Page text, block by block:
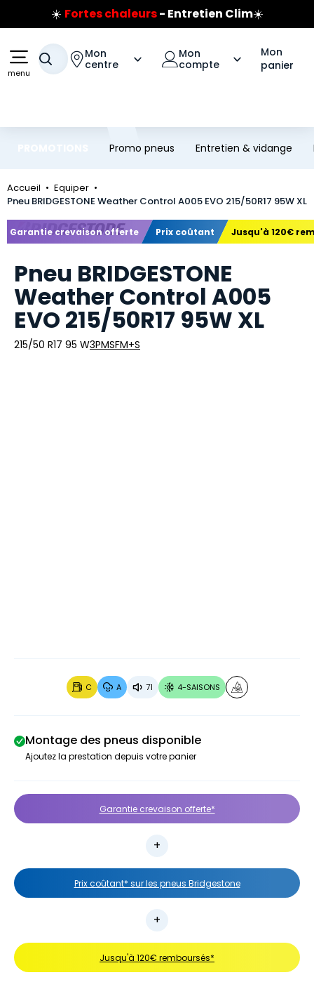
Aller au contenu principal
Aller à la navigation
☀️ Fortes chaleurs- Entretien Clim☀️
Prix coûtant pneus Bridgestone
Jusqu'à 120€ remboursés sur les pneus Bridgestone
menu
Votre recherche
Mon
centre
Mon
compte
Mon
panier
Promo pneus Entretien & vidange
Accueil
Equiper
Pneu BRIDGESTONE Weather Control A005 EVO 215/50R17 95W XL
Marque
Pneu BRIDGESTONE
Weather Control A005
EVO 215/50R17 95W XL
215/50 R17 95 W3PMSFM+S
Garantie crevaison offerte Prix coûtant Jusqu'à 120€
C A 71 4-SAISONS
Montage des pneus disponible
Ajoutez la prestation depuis votre panier
Garantie crevaison offerte*
Prix coûtant* sur les pneus Bridgestone
Jusqu'à 120€ remboursés*